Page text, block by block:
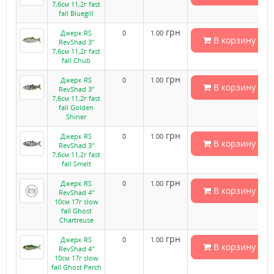
7,6см 11,2г fast
fall Bluegill
Джерк RS
RevShad 3"
7,6см 11,2г fast
fall Chub
0 1.00 грн
В корзину
Джерк RS
RevShad 3"
7,6см 11,2г fast
fall Golden
Shiner
0 1.00 грн
В корзину
Джерк RS
RevShad 3"
7,6см 11,2г fast
fall Smelt
0 1.00 грн
В корзину
Джерк RS
RevShad 4"
10см 17г slow
fall Ghost
Chartreuse
0 1.00 грн
В корзину
Джерк RS
RevShad 4"
10см 17г slow
fall Ghost Perch
0 1.00 грн
В корзину